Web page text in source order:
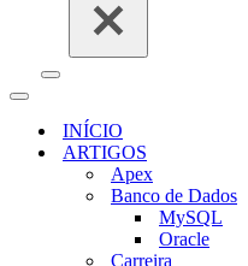
Menu
navegação
Menu
navegaçãoINÍCIO
ARTIGOS
Apex
Banco de Dados
MySQL
Oracle
Carreira